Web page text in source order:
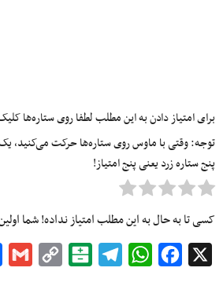
برای امتیاز دادن به این مطلب لطفا روی ستاره‌ها
توجه: وقتی با ماوس روی ستاره‌ها حرکت می‌کنید، یک
پنج ستاره زرد یعنی پنج امتیاز!
کسی تا به حال به این مطلب امتیاز نداده! شما
Facebook
WhatsApp
Telegram
Balatarin
Copy